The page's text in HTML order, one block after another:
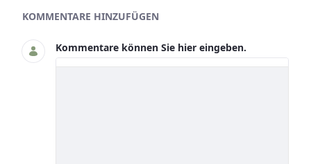
Asset-Herausgeber
KOMMENTARE HINZUFÜGEN
Kommentare können Sie hier eingeben.